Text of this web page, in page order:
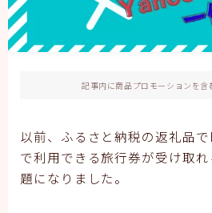
記事内に商品プロモーションを含
以前、ふるさと納税の返礼品
で利用できる旅行券が受け取
題になりました。